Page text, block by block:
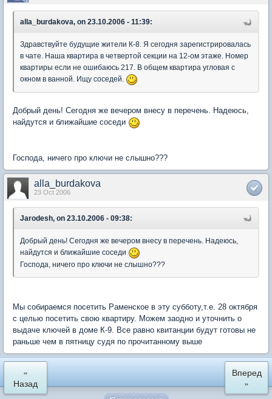
alla_burdakova, on 23.10.2006 - 11:39:
Здравствуйте будущие жители К-8. Я сегодня зарегистрировалась
в чате. Наша квартира в четвертой секции на 12-ом этаже. Номер
квартиры если не ошибаюсь 217. В общем квартира угловая с
окном в ванной. Ищу соседей.
Добрый день! Сегодня же вечером внесу в перечень. Надеюсь,
найдутся и ближайшие соседи
Господа, ничего про ключи не слышно???
alla_burdakova
23 Oct 2006
Jarodesh, on 23.10.2006 - 09:38:
Добрый день! Сегодня же вечером внесу в перечень. Надеюсь,
найдутся и ближайшие соседи
Господа, ничего про ключи не слышно???
Мы собираемся посетить Раменское в эту субботу,т.е. 28 октября
с целью посетить свою квартиру. Можем заодно и уточнить о
выдаче ключей в доме К-9. Все равно квитанции будут готовы не
раньше чем в пятницу судя по прочитанному выше
«
Назад
Вперед
»